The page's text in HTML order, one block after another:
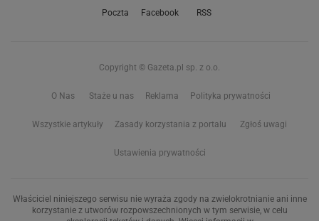
Poczta Facebook RSS
Copyright © Gazeta.pl sp. z o.o.
O Nas Staże u nas Reklama Polityka prywatności
Wszystkie artykuły Zasady korzystania z portalu Zgłoś uwagi
Ustawienia prywatności
Właściciel niniejszego serwisu nie wyraża zgody na zwielokrotnianie ani inne
korzystanie z utworów rozpowszechnionych w tym serwisie, w celu